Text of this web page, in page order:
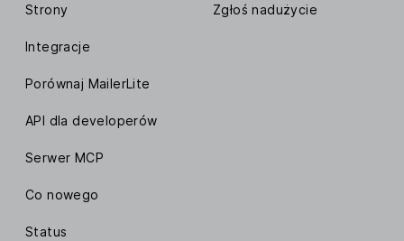
Strony
Integracje
Porównaj MailerLite
API dla developerów
Serwer MCP
Co nowego
Status
Zgłoś nadużycie